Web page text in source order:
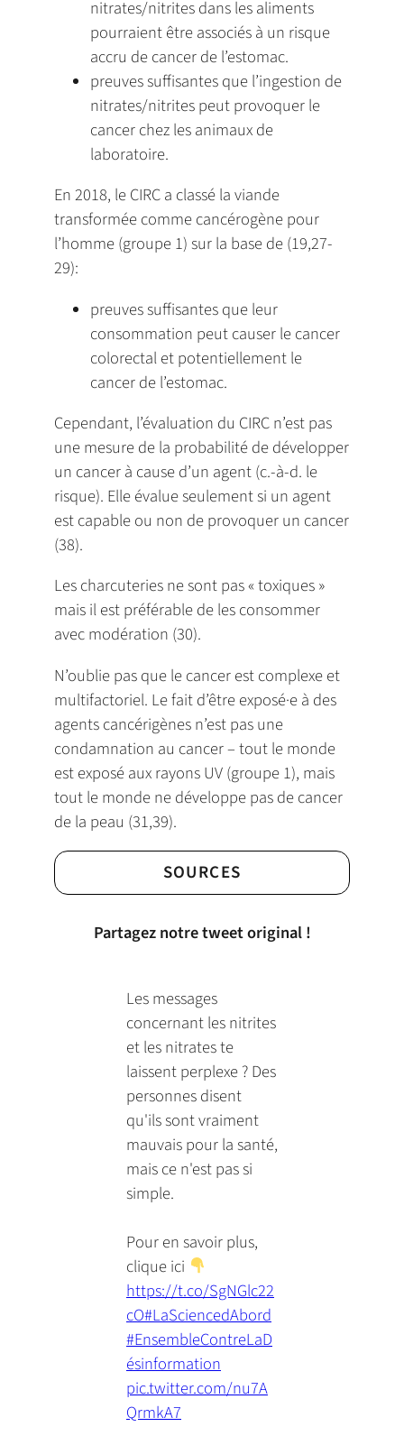
nitrates/nitrites dans les aliments
pourraient être associés à un risque
accru de cancer de l’estomac.
preuves suffisantes que l’ingestion de
nitrates/nitrites peut provoquer le
cancer chez les animaux de
laboratoire.
En 2018, le CIRC a classé la viande
transformée comme cancérogène pour
l’homme (groupe 1) sur la base de (19,27-
29):
preuves suffisantes que leur
consommation peut causer le cancer
colorectal et potentiellement le
cancer de l’estomac.
Cependant, l’évaluation du CIRC n’est pas
une mesure de la probabilité de développer
un cancer à cause d’un agent (c.-à-d. le
risque). Elle évalue seulement si un agent
est capable ou non de provoquer un cancer
(38).
Les charcuteries ne sont pas « toxiques »
mais il est préférable de les consommer
avec modération (30).
N’oublie pas que le cancer est complexe et
multifactoriel. Le fait d’être exposé·e à des
agents cancérigènes n’est pas une
condamnation au cancer – tout le monde
est exposé aux rayons UV (groupe 1), mais
tout le monde ne développe pas de cancer
de la peau (31,39).
SOURCES
Partagez notre tweet original !
Les messages
concernant les nitrites
et les nitrates te
laissent perplexe ? Des
personnes disent
qu'ils sont vraiment
mauvais pour la santé,
mais ce n'est pas si
simple.
Pour en savoir plus,
clique ici
https://t.co/SgNGlc22
cO#LaSciencedAbord
#EnsembleContreLaD
ésinformation
pic.twitter.com/nu7A
QrmkA7